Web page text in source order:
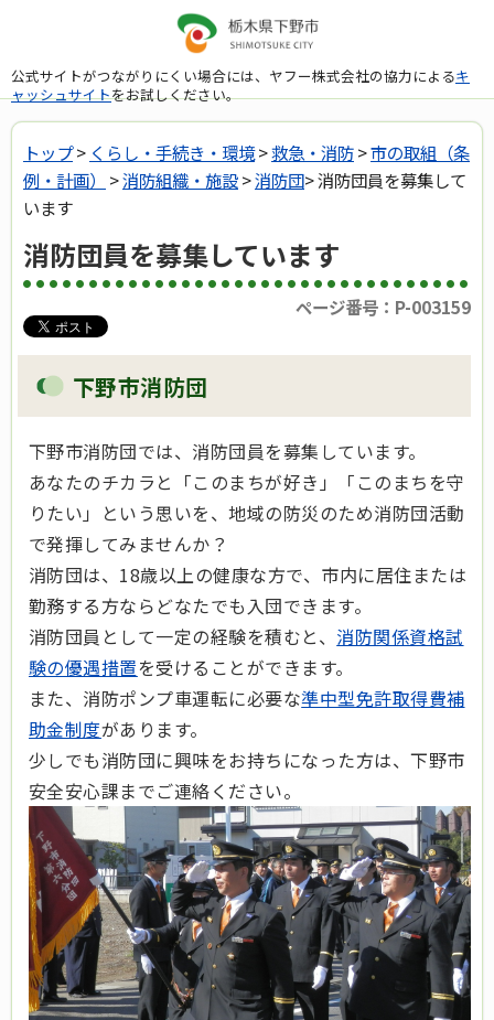
公式サイトがつながりにくい場合には、ヤフー株式会社の協力によるキ
ャッシュサイトをお試しください。
トップ> くらし・手続き・環境>救急・消防>市の取組（条
例・計画）
>消防組織・施設>消防団> 消防団員を募集して
います
消防団員を募集しています
ページ番号：P-003159
下野市消防団
下野市消防団では、消防団員を募集しています。
あなたのチカラと「このまちが好き」「このまちを守
りたい」という思いを、地域の防災のため消防団活動
で発揮してみませんか？
消防団は、18歳以上の健康な方で、市内に居住または
勤務する方ならどなたでも入団できます。
消防団員として一定の経験を積むと、 消防関係資格試
験の優遇措置を受けることができます。
また、消防ポンプ車運転に必要な準中型免許取得費補
助金制度があります。
少しでも消防団に興味をお持ちになった方は、下野市
安全安心課までご連絡ください。